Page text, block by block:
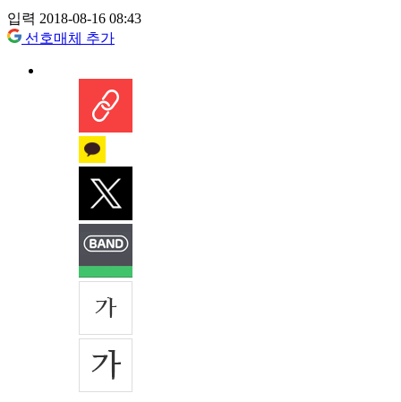
입력 2018-08-16 08:43
선호매체 추가